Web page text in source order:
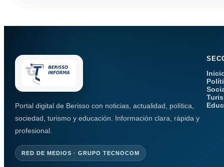
Portal digital de Berisso con noticias, actualidad, política,
sociedad, turismo y educación. Información clara, rápida y
profesional.
RED DE MEDIOS · GRUPO TECNOCOM